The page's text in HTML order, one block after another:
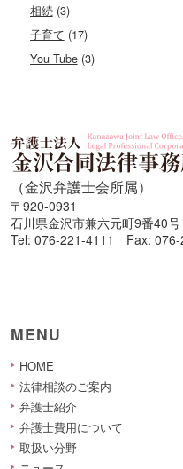
相続(3)
子育て (17)
You Tube(3)
（金沢弁護士会所属）
〒920-0931
石川県金沢市兼六元町9番40号
Tel: 076-221-4111 Fax: 076-
MENU
HOME
法律相談のご案内
弁護士紹介
弁護士費用について
取扱い分野